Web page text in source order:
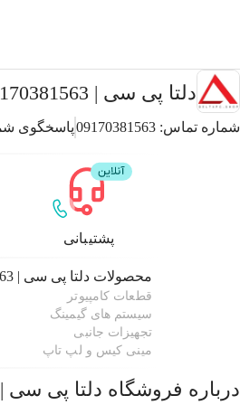
دلتا پی سی | 09170381563
شماره تماس: 09170381563پاسخگوی
پشتیبانی
محصولاتدلتا پی سی | 09170381563
قطعات کامپیوتر
سیستم های گیمینگ
تجهیزات جانبی
مینی کیس و لپ تاپ
درباره فروشگاه دلتا پی سی | 09170381563